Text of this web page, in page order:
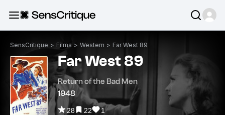
SensCritique > Films > Western > Far West 89
Far West 89
Return of the Bad Men
1948
28 22 1